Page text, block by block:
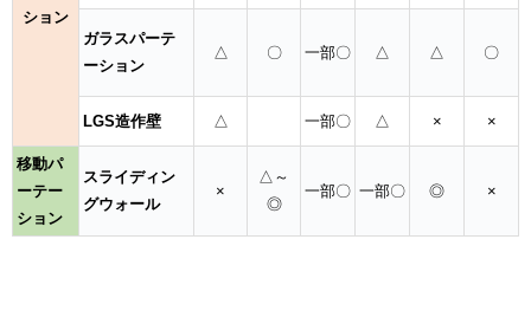
ション
ガラスパーテ
ーション
△ 〇 一部〇 △ △ 〇
LGS造作壁 △ 一部〇 △ × ×
移動パ
ーテー
ション
スライディン
グウォール
×
△～
◎
一部〇 一部〇 ◎ ×